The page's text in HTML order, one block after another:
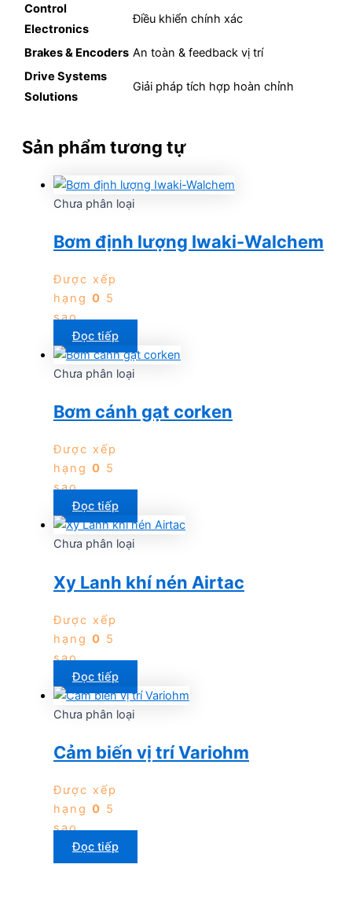
Control
Electronics
Điều khiển chính xác
Brakes & Encoders An toàn & feedback vị trí
Drive Systems
Solutions
Giải pháp tích hợp hoàn chỉnh
Sản phẩm tương tự
Chưa phân loại
Bơm định lượng Iwaki-Walchem
Được xếp
hạng 0 5
sao
Đọc tiếp
Chưa phân loại
Bơm cánh gạt corken
Được xếp
hạng 0 5
sao
Đọc tiếp
Chưa phân loại
Xy Lanh khí nén Airtac
Được xếp
hạng 0 5
sao
Đọc tiếp
Chưa phân loại
Cảm biến vị trí Variohm
Được xếp
hạng 0 5
sao
Đọc tiếp